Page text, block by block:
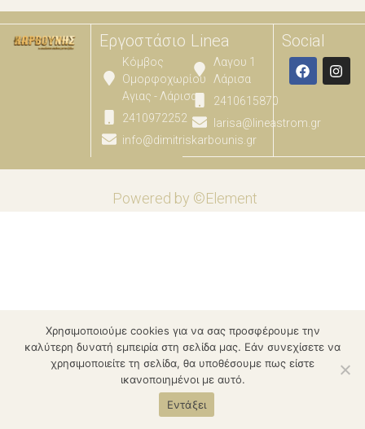
Εργοστάσιο
Κόμβος
Ομορφοχωρίου
Αγιας - Λάρισας
2410972252
info@dimitriskarbounis.gr
Linea
Λαγου 1
Λάρισα
2410615870
larisa@lineastrom.gr
Social
Powered by ©Element
Χρησιμοποιούμε cookies για να σας προσφέρουμε την
καλύτερη δυνατή εμπειρία στη σελίδα μας. Εάν συνεχίσετε να
χρησιμοποιείτε τη σελίδα, θα υποθέσουμε πως είστε
ικανοποιημένοι με αυτό.
Εντάξει